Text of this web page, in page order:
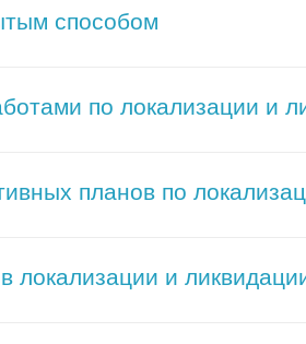
способом
по локализации и
планов по
и